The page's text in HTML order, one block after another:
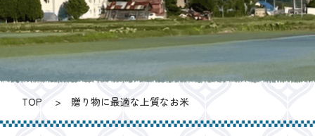
TOP 贈り物に最適な上質なお米